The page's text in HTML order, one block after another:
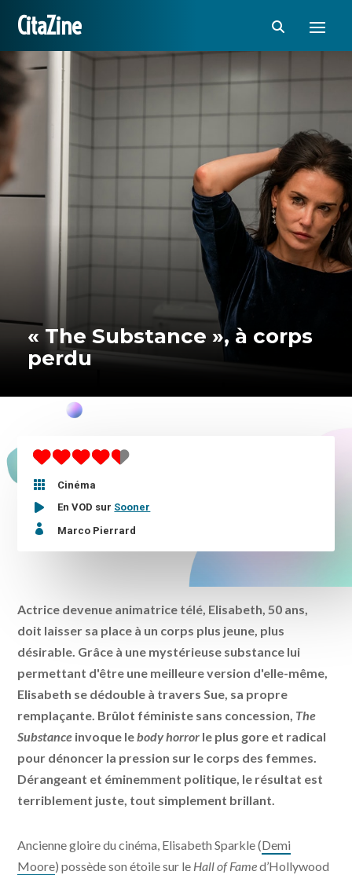
CitaZine
« The Substance », à corps
perdu

Cinéma
En VOD sur Sooner
 Marco Pierrard
Actrice devenue animatrice télé, Elisabeth, 50 ans,
doit laisser sa place à un corps plus jeune, plus
désirable. Grâce à une mystérieuse substance lui
permettant d'être une meilleure version d'elle-même,
Elisabeth se dédouble à travers Sue, sa propre
remplaçante. Brûlot féministe sans concession, The
Substance invoque lebody horror le plus gore et radical
pour dénoncer la pression sur le corps des femmes.
Dérangeant et éminemment politique, le résultat est
terriblement juste, tout simplement brillant.
Ancienne gloire du cinéma, Elisabeth Sparkle (Demi
Moore) possède son étoile sur le Hall of Famed’Hollywood